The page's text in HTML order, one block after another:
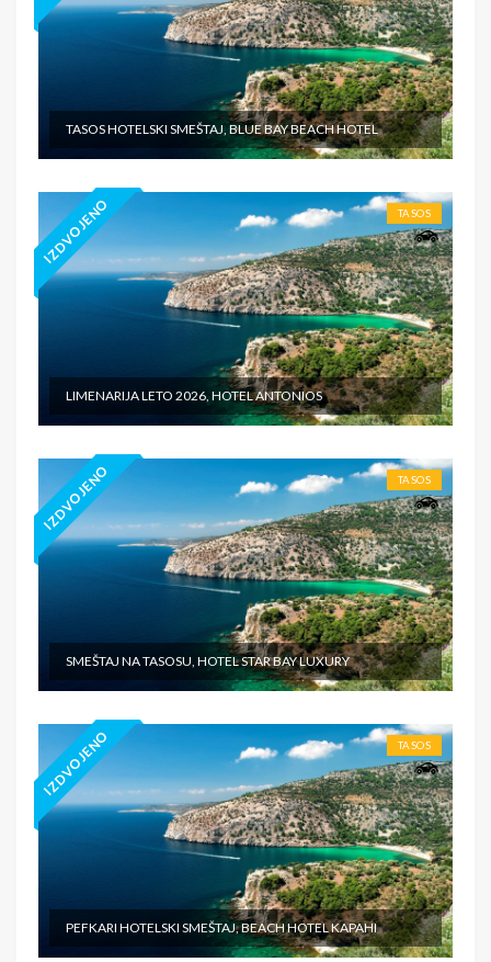
TASOS HOTELSKI SMEŠTAJ, BLUE BAY BEACH HOTEL
IZDVOJENO TASOS
LIMENARIJA LETO 2026, HOTEL ANTONIOS
IZDVOJENO TASOS
SMEŠTAJ NA TASOSU, HOTEL STAR BAY LUXURY
IZDVOJENO TASOS
PEFKARI HOTELSKI SMEŠTAJ, BEACH HOTEL KAPAHI